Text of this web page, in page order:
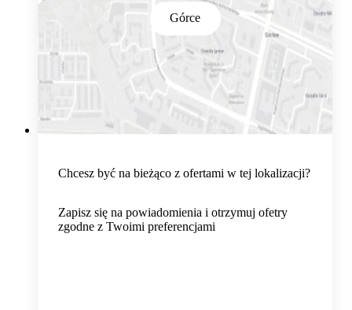
Górce
Chcesz być na bieżąco z ofertami w tej lokalizacji?
Zapisz się na powiadomienia i otrzymuj ofetry
zgodne z Twoimi preferencjami